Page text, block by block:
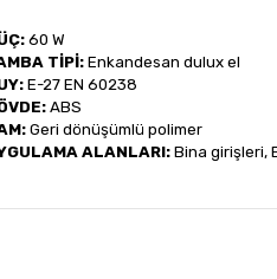
60 W
TİPİ: Enkandesan dulux el
E-27 EN 60238
ABS
Geri dönüşümlü polimer
ALANLARI: Bina girişleri,
Bu ürünün fiyat bilgisi, resim, ürün